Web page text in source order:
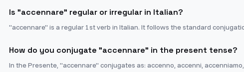
Is "accennare" regular or irregular in Italian?
"accennare" is a regular 1st verb in Italian. It follows the standard
How do you conjugate "accennare" in the present tense?
In the Presente, "accennare" conjugates as: accenno, accenni,